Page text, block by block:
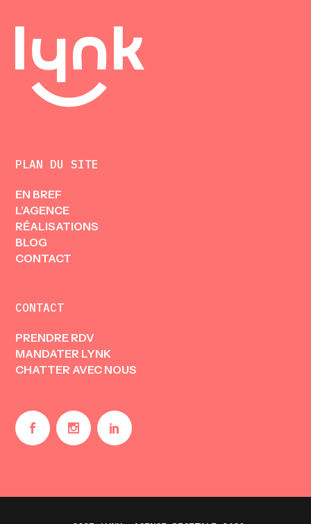
PLAN DU SITE
EN BREF
L’AGENCE
RÉALISATIONS
BLOG
CONTACT
CONTACT
PRENDRE RDV
MANDATER LYNK
CHATTER AVEC NOUS